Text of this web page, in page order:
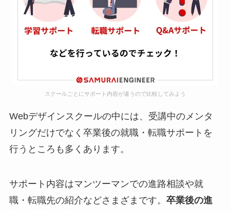
スクールごとにサポート内容が違うので比較してみよう
Webデザインスクールの中には、受講中のメンタ
リングだけでなく卒業後の就職・転職サポートを
行うところも多くあります。
サポート内容はマンツーマンでの進路相談や就
職・転職先の紹介などさまざまです。 卒業後の進